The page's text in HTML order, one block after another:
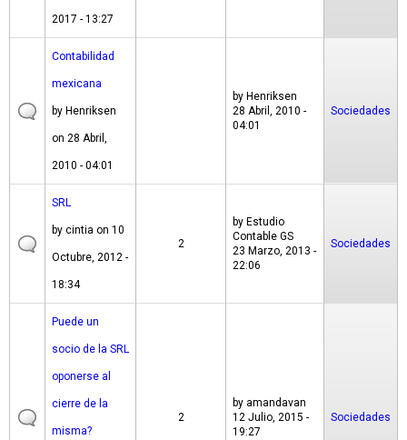
2017 - 13:27
Contabilidad
mexicana
by Henriksen
on 28 Abril,
2010 - 04:01
by Henriksen
28 Abril, 2010 -
04:01
Sociedades
SRL
by cintia on 10
Octubre, 2012 -
18:34
2
by Estudio
Contable GS
23 Marzo, 2013 -
22:06
Sociedades
Puede un
socio de la SRL
oponerse al
cierre de la
misma?
2
by amandavan
12 Julio, 2015 -
19:27
Sociedades